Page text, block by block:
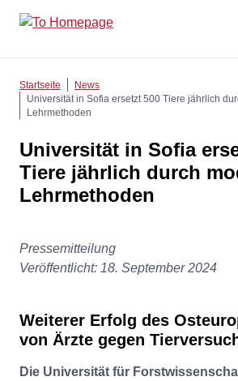
Startseite
News
Universität in Sofia ersetzt 500 Tiere jährlich
Lehrmethoden
Universität in Sofia
Tiere jährlich durch
Lehrmethoden
Pressemitteilung
Veröffentlicht: 18. September 2024
Weiterer Erfolg des
von Ärzte gegen
Die Universität für